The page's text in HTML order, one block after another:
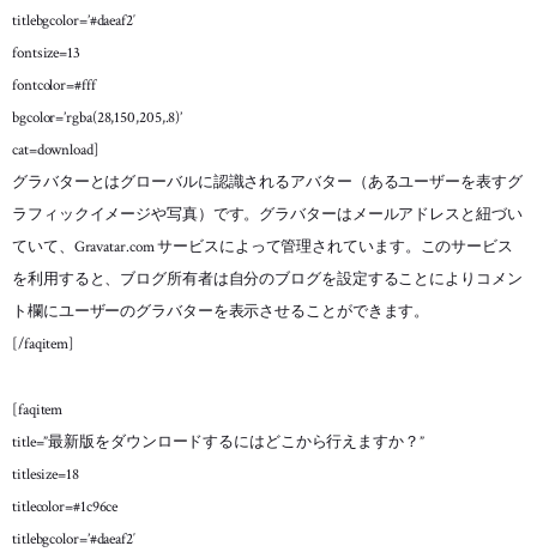
titlebgcolor=’#daeaf2′
fontsize=13
fontcolor=#fff
bgcolor=’rgba(28,150,205,.8)’
cat=download]
グラバターとはグローバルに認識されるアバター（あるユーザーを表すグ
ラフィックイメージや写真）です。グラバターはメールアドレスと紐づい
ていて、Gravatar.com サービスによって管理されています。このサービス
を利用すると、ブログ所有者は自分のブログを設定することによりコメン
ト欄にユーザーのグラバターを表示させることができます。
[/faqitem]
[faqitem
title=”最新版をダウンロードするにはどこから行えますか？”
titlesize=18
titlecolor=#1c96ce
titlebgcolor=’#daeaf2′